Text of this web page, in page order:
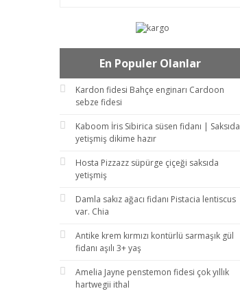
En Populer Olanlar
Kardon fidesi Bahçe enginarı Cardoon
sebze fidesi
Kaboom İris Sibirica süsen fidanı | Saksıda
yetişmiş dikime hazır
Hosta Pizzazz süpürge çiçeği saksıda
yetişmiş
Damla sakız ağacı fidanı Pistacia lentiscus
var. Chia
Antike krem kırmızı kontürlü sarmaşık gül
fidanı aşılı 3+ yaş
Amelia Jayne penstemon fidesi çok yıllık
hartwegii ithal